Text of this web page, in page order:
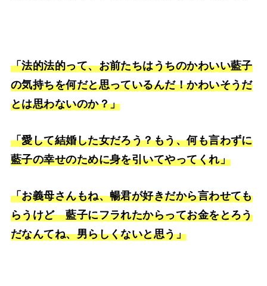
「法的法的って、お前たちはうちのかわいい藍子
の気持ちを何だと思っているんだ！かわいそうだ
とは思わないのか？」
「愛して結婚した女だろう？もう、何も言わずに
藍子の幸せのために身を引いてやってくれ」
「お義母さんもね、暢君が好きだから言わせても
らうけど 藍子にフラれたからってお金をとろう
だなんてね、男らしくないと思う」